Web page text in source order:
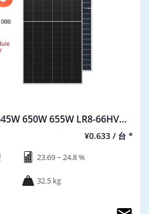
650W 655W LR8-66HVD
¥0.633 / 台 *
23.69 ~ 24.8 %
32.5 kg